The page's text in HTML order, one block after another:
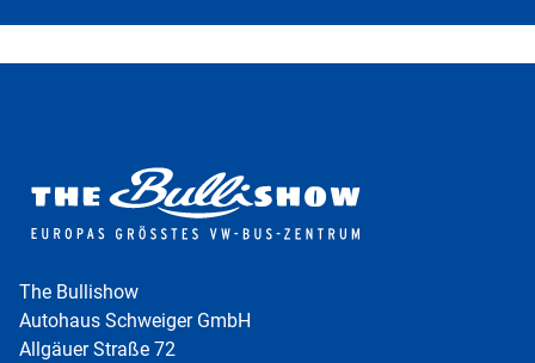
The Bullishow
Autohaus Schweiger GmbH
Allgäuer Straße 72